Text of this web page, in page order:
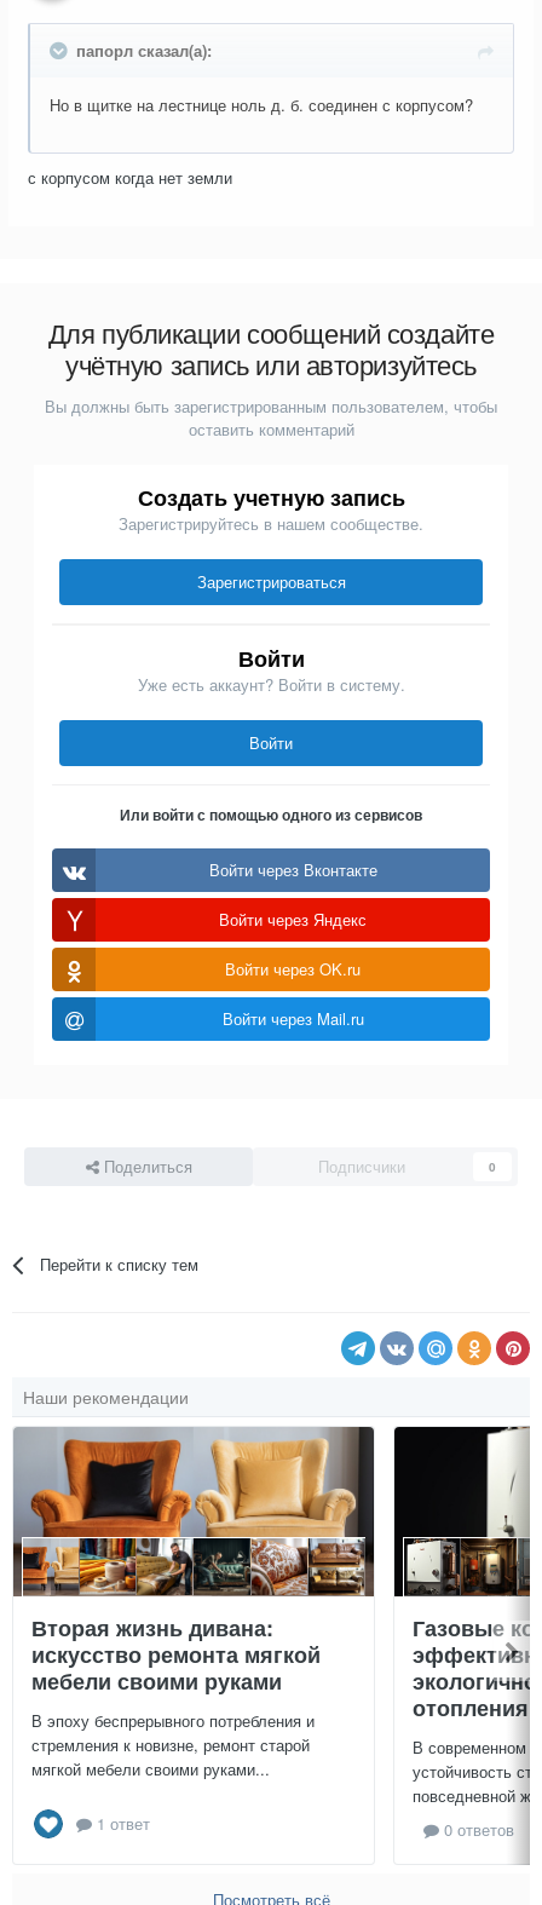
папорл сказал(а):
Но в щитке на лестнице ноль д. б. соединен с корпусом?
с корпусом когда нет земли
Для публикации сообщений создайте
учётную запись или авторизуйтесь
Вы должны быть зарегистрированным пользователем, чтобы
оставить комментарий
Создать учетную запись
Зарегистрируйтесь в нашем сообществе.
Зарегистрироваться
Войти
Уже есть аккаунт? Войти в систему.
Войти
Или войти с помощью одного из сервисов
Войти через Вконтакте
Войти через Яндекс
Войти через OK.ru
Войти через Mail.ru
Поделиться Подписчики 0
Перейти к списку тем
Наши рекомендации
Вторая жизнь дивана:
искусство ремонта мягкой
мебели своими руками
В эпоху беспрерывного потребления и
стремления к новизне, ремонт старой
мягкой мебели своими руками...
1 ответ
Газовые
отопления
В современном
устойчивость
повседневной
0 ответов
Посмотреть всё